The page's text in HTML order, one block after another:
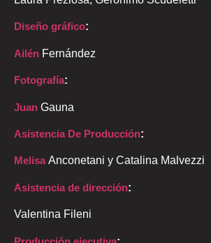
Diseño gráfico:
Ailén Fernández
Fotografía:
Juan Gauna
Asistencia De Producción:
MelisaAnconetani y Catalina Malvezzi
Asistencia de dirección:
Valentina Fileni